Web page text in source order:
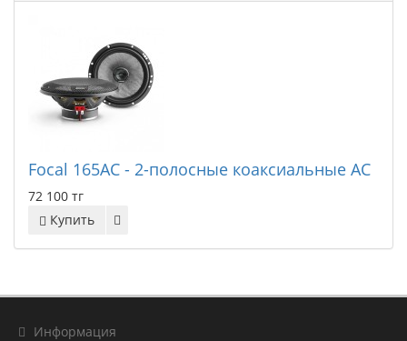
Focal 165AC - 2-полосные коаксиальные АС
72 100 тг
Купить
Информация